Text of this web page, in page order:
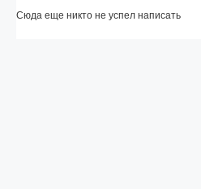
Сюда еще никто не успел написать